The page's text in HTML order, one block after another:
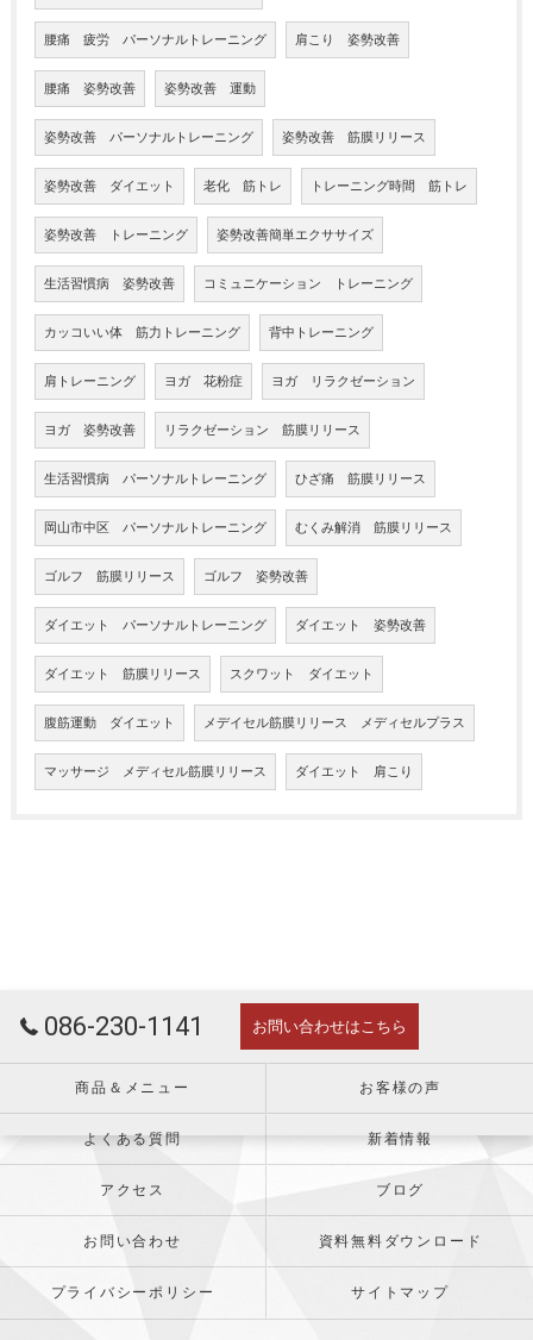
腰痛 疲労 パーソナルトレーニング 肩こり 姿勢改善
腰痛 姿勢改善 姿勢改善 運動
姿勢改善 パーソナルトレーニング 姿勢改善 筋膜リリース
姿勢改善 ダイエット 老化 筋トレ トレーニング時間 筋トレ
姿勢改善 トレーニング 姿勢改善簡単エクササイズ
生活習慣病 姿勢改善 コミュニケーション トレーニング
カッコいい体 筋力トレーニング 背中トレーニング
肩トレーニング ヨガ 花粉症 ヨガ リラクゼーション
ヨガ 姿勢改善 リラクゼーション 筋膜リリース
生活習慣病 パーソナルトレーニング ひざ痛 筋膜リリース
岡山市中区 パーソナルトレーニング むくみ解消 筋膜リリース
ゴルフ 筋膜リリース ゴルフ 姿勢改善
ダイエット パーソナルトレーニング ダイエット 姿勢改善
ダイエット 筋膜リリース スクワット ダイエット
腹筋運動 ダイエット メデイセル筋膜リリース メディセルプラス
マッサージ メディセル筋膜リリース ダイエット 肩こり
086-230-1141 お問い合わせはこちら
商品＆メニュー お客様の声
よくある質問 新着情報
アクセス ブログ
お問い合わせ 資料無料ダウンロード
プライバシーポリシー サイトマップ